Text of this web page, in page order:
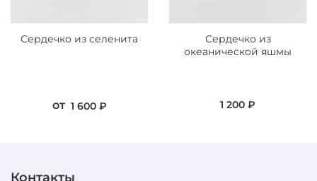
Сердечко из селенита
от 1 600 ₽
Сердечко из
океанической яшмы
1 200 ₽
Контакты